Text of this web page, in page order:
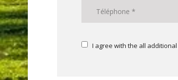
I agree with the all additional